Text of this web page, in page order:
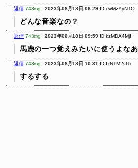
返信 743mg 2023年08月18日 08:29 ID:cwMzYyNTQ
どんな音楽なの？
返信 743mg 2023年08月18日 09:59 ID:kzMDA4MjI
馬鹿の一つ覚えみたいに使うよなあ
返信 743mg 2023年08月18日 10:31 ID:IxNTM2OTc
するする